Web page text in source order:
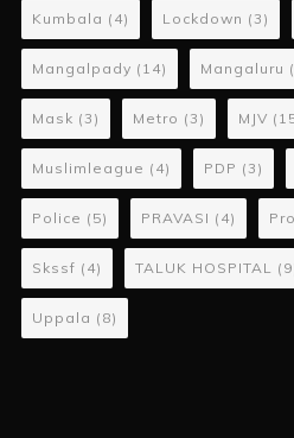
Kumbala (4) Lockdown (3)
Mangalpady (14) Mangaluru
Mask (3) Metro (3) MJV
Muslimleague (4) PDP (3)
Police (5) PRAVASI (4)
Skssf (4) TALUK HOSPITAL
Uppala (8)